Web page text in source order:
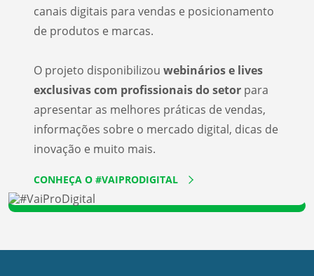
canais digitais para vendas e posicionamento
de produtos e marcas.
O projeto disponibilizou webinários e lives
exclusivas com profissionais do setorpara
apresentar as melhores práticas de vendas,
informações sobre o mercado digital, dicas de
inovação e muito mais.
CONHEÇA O #VAIPRODIGITAL